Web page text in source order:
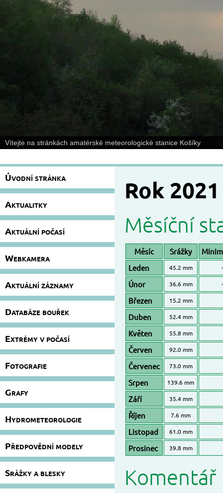
Vítejte na stránkách amatérské meteorologické stanice Košíky
Úvodní stránka
Aktualitky
Aktuální počasí
Webkamera
Aktuální záznamy
Databáze bouřek
Extrémy v počasí
Fotografie
Grafy
Hydrometeorologie
Předpovědní modely
Srážky a blesky
Rok
Měsíční
Měsíc Srážky
Leden
45.2 mm
Únor 36.6 mm
Březen 15.2 mm
Duben 52.4 mm
Květen 55.8 mm
Červen 92.0 mm
Červenec 73.0 mm
Srpen 139.6 mm
Září 35.4 mm
Říjen 7.6 mm
Listopad 61.0 mm
Prosinec 39.8 mm